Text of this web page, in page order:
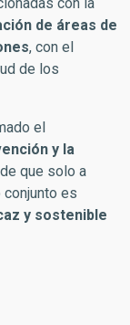
con la
de áreas de
, con el
de los
el
y la
que solo a
es
y sostenible